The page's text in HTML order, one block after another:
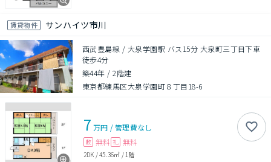
賃貸物件 サンハイツ市川
西武豊島線 / 大泉学園駅 バス15分 大泉町三丁目下車
徒歩4分
築44年 /2階建
東京都練馬区大泉学園町８丁目18-6
7 万円 /管理費なし
敷 無料 礼 無料
2DK /45.36㎡ / 1階